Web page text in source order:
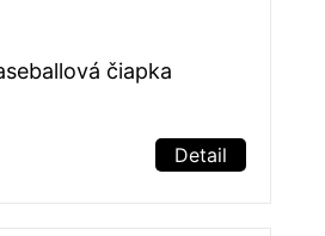
čiapka
Detail